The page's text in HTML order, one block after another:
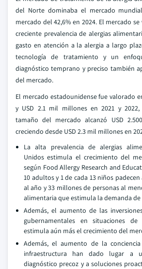
del Norte dominaba el mercado
mercado del 42,6% en 2024. El mercado
creciente prevalencia de alergias
gasto en atención a la alergia a largo
tecnología de tratamiento y un
diagnóstico temprano y preciso también
del mercado.
El mercado estadounidense fue valorado
y USD 2.1 mil millones en 2021 y 2022,
tamaño del mercado alcanzó USD
creciendo desde USD 2.3 mil millones en
La alta prevalencia de alergias
Unidos estimula el crecimiento del
según Food Allergy Research and
10 adultos y 1 de cada 13 niños
al año y 33 millones de personas al
alimentaria que estimula la demanda de
Además, el aumento de las
gubernamentales en situaciones de
estimula aún más el crecimiento del
Además, el aumento de la
infraestructura han dado lugar a
diagnóstico precoz y a soluciones